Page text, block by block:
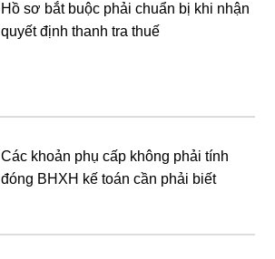
Hồ sơ bắt buộc phải chuẩn bị khi nhận
quyết định thanh tra thuế
Các khoản phụ cấp không phải tính
đóng BHXH kế toán cần phải biết